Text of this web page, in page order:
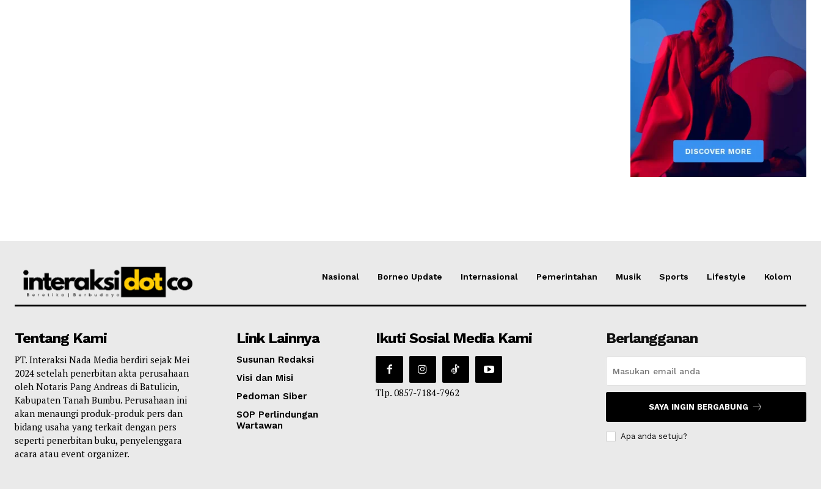
Nasional Borneo Update Internasional Pemerintahan Musik Sports Lifestyle Kolom
Tentang Kami
PT. Interaksi Nada Media berdiri sejak Mei
2024 setelah penerbitan akta perusahaan
oleh Notaris Pang Andreas di Batulicin,
Kabupaten Tanah Bumbu. Perusahaan ini
akan menaungi produk-produk pers dan
bidang usaha yang terkait dengan pers
seperti penerbitan buku, penyelenggara
acara atau event organizer.
Link Lainnya
Susunan Redaksi
Visi dan Misi
Pedoman Siber
SOP Perlindungan
Wartawan
Ikuti Sosial Media Kami
Tlp. 0857-7184-7962
Berlangganan
SAYA INGIN BERGABUNG
Apa anda setuju?